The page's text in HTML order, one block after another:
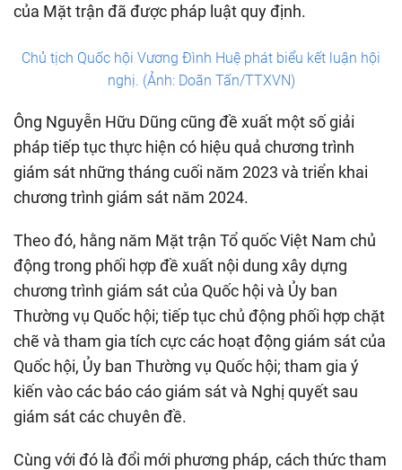
của Mặt trận đã được pháp luật quy định.
Chủ tịch Quốc hội Vương Đình Huệ phát biểu kết luận hội
nghị. (Ảnh: Doãn Tấn/TTXVN)
Ông Nguyễn Hữu Dũng cũng đề xuất một số giải
pháp tiếp tục thực hiện có hiệu quả chương trình
giám sát những tháng cuối năm 2023 và triển khai
chương trình giám sát năm 2024.
Theo đó, hằng năm Mặt trận Tổ quốc Việt Nam chủ
động trong phối hợp đề xuất nội dung xây dựng
chương trình giám sát của Quốc hội và Ủy ban
Thường vụ Quốc hội; tiếp tục chủ động phối hợp chặt
chẽ và tham gia tích cực các hoạt động giám sát của
Quốc hội, Ủy ban Thường vụ Quốc hội; tham gia ý
kiến vào các báo cáo giám sát và Nghị quyết sau
giám sát các chuyên đề.
Cùng với đó là đổi mới phương pháp, cách thức tham